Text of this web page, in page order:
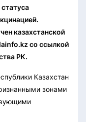
казахстанской
со ссылкой
РК.
Казахстан
зонами